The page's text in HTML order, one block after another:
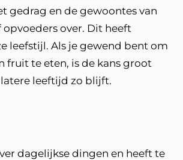
gedrag en de gewoontes van
opvoeders over. Dit heeft
leefstijl. Als je gewend bent om
fruit te eten, is de kans groot
leeftijd zo blijft.
dagelijkse dingen en heeft te